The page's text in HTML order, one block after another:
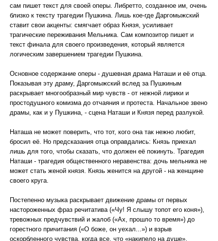
сам пишет текст для своей оперы. Либретто, созданное им, очень
близко к тексту трагедии Пушкина. Лишь кое-где Даргомыжский
ставит свои акценты: смягчает образ Князя, усиливает
трагические переживания Мельника. Сам композитор пишет и
текст финала для своего произведения, который является
логическим завершением трагедии Пушкина.
Основное содержание оперы - душевная драма Наташи и её отца.
Показывая эту драму, Даргомыжский вслед за Пушкиным
раскрывает многообразный мир чувств - от нежной лирики и
простодушного комизма до отчаяния и протеста. Начальное звено
драмы, как и у Пушкина, - сцена Наташи и Князя перед разлукой.
Наташа не может поверить, что тот, кого она так нежно любит,
бросил её. Но предсказания отца оправдались: Князь приехал
лишь для того, чтобы сказать, что должен её покинуть. Трагедия
Наташи - трагедия общественного неравенства: дочь мельника не
может стать женой князя. Князь женится на другой - на женщине
своего круга.
Постепенно музыка раскрывает движение драмы от первых
настороженных фраз речитатива («Чу! Я слышу топот его коня»),
тревожных предчувствий и жалоб («Ах, прошло то время») до
горестного причитания («О боже, он уехал...») и взрыв
оскорбленного чувства, когда все, что «накипело на душе»,